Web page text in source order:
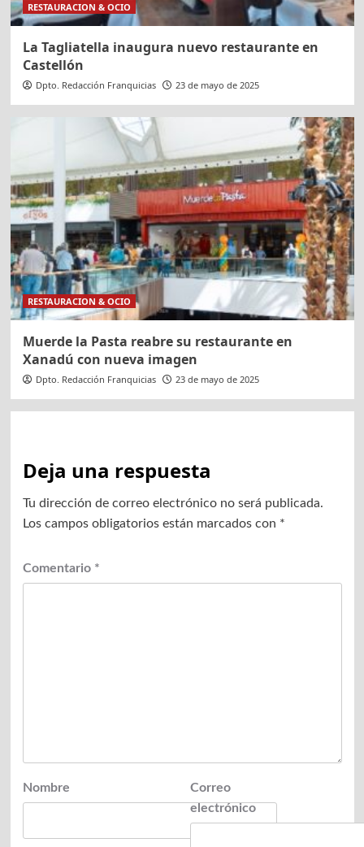
RESTAURACION & OCIO
La Tagliatella inaugura nuevo restaurante en
Castellón
Dpto. Redacción Franquicias 23 de mayo de 2025
RESTAURACION & OCIO
Muerde la Pasta reabre su restaurante en
Xanadú con nueva imagen
Dpto. Redacción Franquicias 23 de mayo de 2025
Deja una respuesta
Tu dirección de correo electrónico no será publicada.
Los campos obligatorios están marcados con *
Comentario *
Nombre
Correo
electrónico